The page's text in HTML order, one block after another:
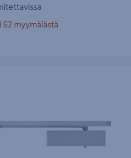
62 myymälästä